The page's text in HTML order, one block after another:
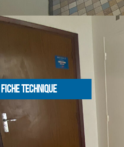
pour charges correspond aux
immédiatement !
FICHE TECHNIQUE